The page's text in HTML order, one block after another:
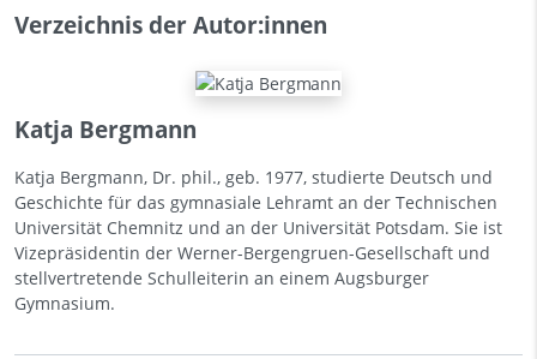
Verzeichnis der Autor:innen
Katja Bergmann
Katja Bergmann, Dr. phil., geb. 1977, studierte Deutsch und
Geschichte für das gymnasiale Lehramt an der Technischen
Universität Chemnitz und an der Universität Potsdam. Sie ist
Vizepräsidentin der Werner-Bergengruen-Gesellschaft und
stellvertretende Schulleiterin an einem Augsburger
Gymnasium.